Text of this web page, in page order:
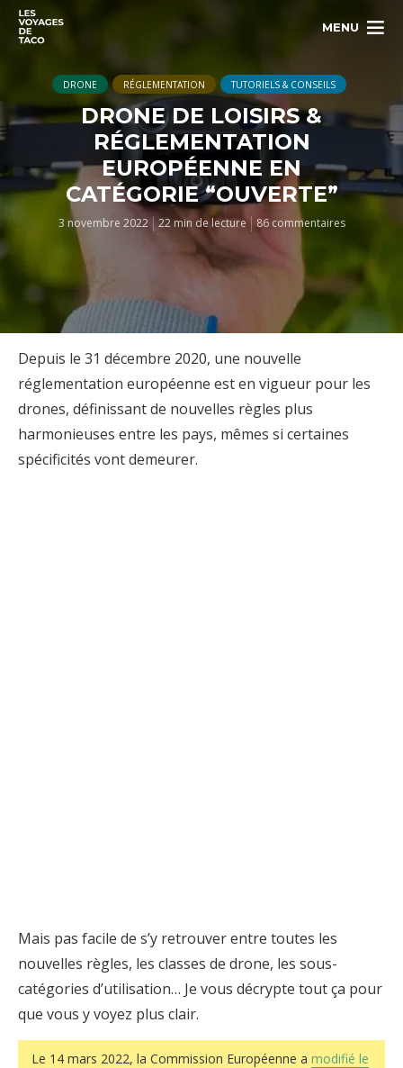
MENU
DRONE RÉGLEMENTATION TUTORIELS & CONSEILS
DRONE DE LOISIRS &
RÉGLEMENTATION
EUROPÉENNE EN
CATÉGORIE “OUVERTE”
3 novembre 2022 22 min de lecture 86 commentaires
Depuis le 31 décembre 2020, une nouvelle
réglementation européenne est en vigueur pour les
drones, définissant de nouvelles règles plus
harmonieuses entre les pays, mêmes si certaines
spécificités vont demeurer.
Mais pas facile de s’y retrouver entre toutes les
nouvelles règles, les classes de drone, les sous-
catégories d’utilisation… Je vous décrypte tout ça pour
que vous y voyez plus clair.
Le 14 mars 2022, la Commission Européenne a modifié le